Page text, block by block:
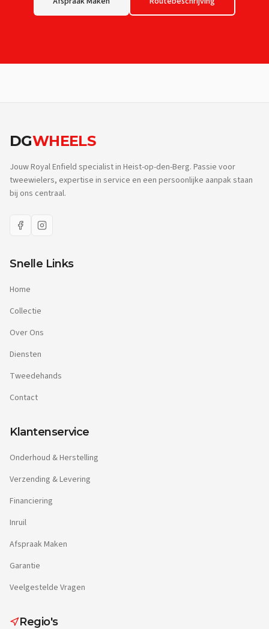
DGWHEELS
Jouw Royal Enfield specialist in Heist-op-den-Berg. Passie voor
tweewielers, expertise in service en een persoonlijke aanpak staan
bij ons centraal.
Snelle Links
Home
Collectie
Over Ons
Diensten
Tweedehands
Contact
Klantenservice
Onderhoud & Herstelling
Verzending & Levering
Financiering
Inruil
Afspraak Maken
Garantie
Veelgestelde Vragen
Regio's